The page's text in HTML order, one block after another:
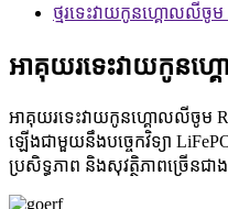
ថ្មរទេះវាយកូនហ្គោលលីចូម
អាគុយរទេះវាយកូន
អាគុយរទេះវាយកូនហ្គោលលីចូម
ឡើងជាមួយនឹងបច្ចេកវិទ្យា
ប្រសិទ្ធភាព និងសុវត្ថិភាពច្រើនជ